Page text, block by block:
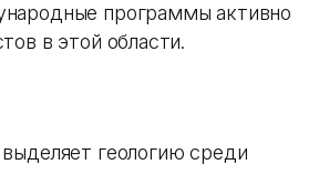
программы активно
в этой области.
выделяет геологию среди